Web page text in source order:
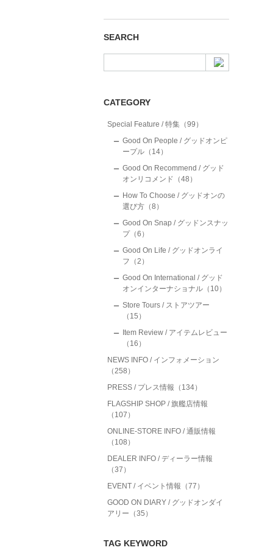
SEARCH
CATEGORY
Special Feature / 特集（99）
Good On People / グッドオンピ
ープル（14）
Good On Recommend / グッド
オンリコメンド（48）
How To Choose / グッドオンの
選び方（8）
Good On Snap / グッドンスナッ
プ（6）
Good On Life / グッドオンライ
フ（2）
Good On International / グッド
オンインターナショナル（10）
Store Tours / ストアツアー
（15）
Item Review / アイテムレビュー
（16）
NEWS INFO / インフォメーション
（258）
PRESS / プレス情報（134）
FLAGSHIP SHOP / 旗艦店情報
（107）
ONLINE-STORE INFO / 通販情報
（108）
DEALER INFO / ディーラー情報
（37）
EVENT / イベント情報（77）
GOOD ON DIARY / グッドオンダイ
アリー（35）
TAG KEYWORD